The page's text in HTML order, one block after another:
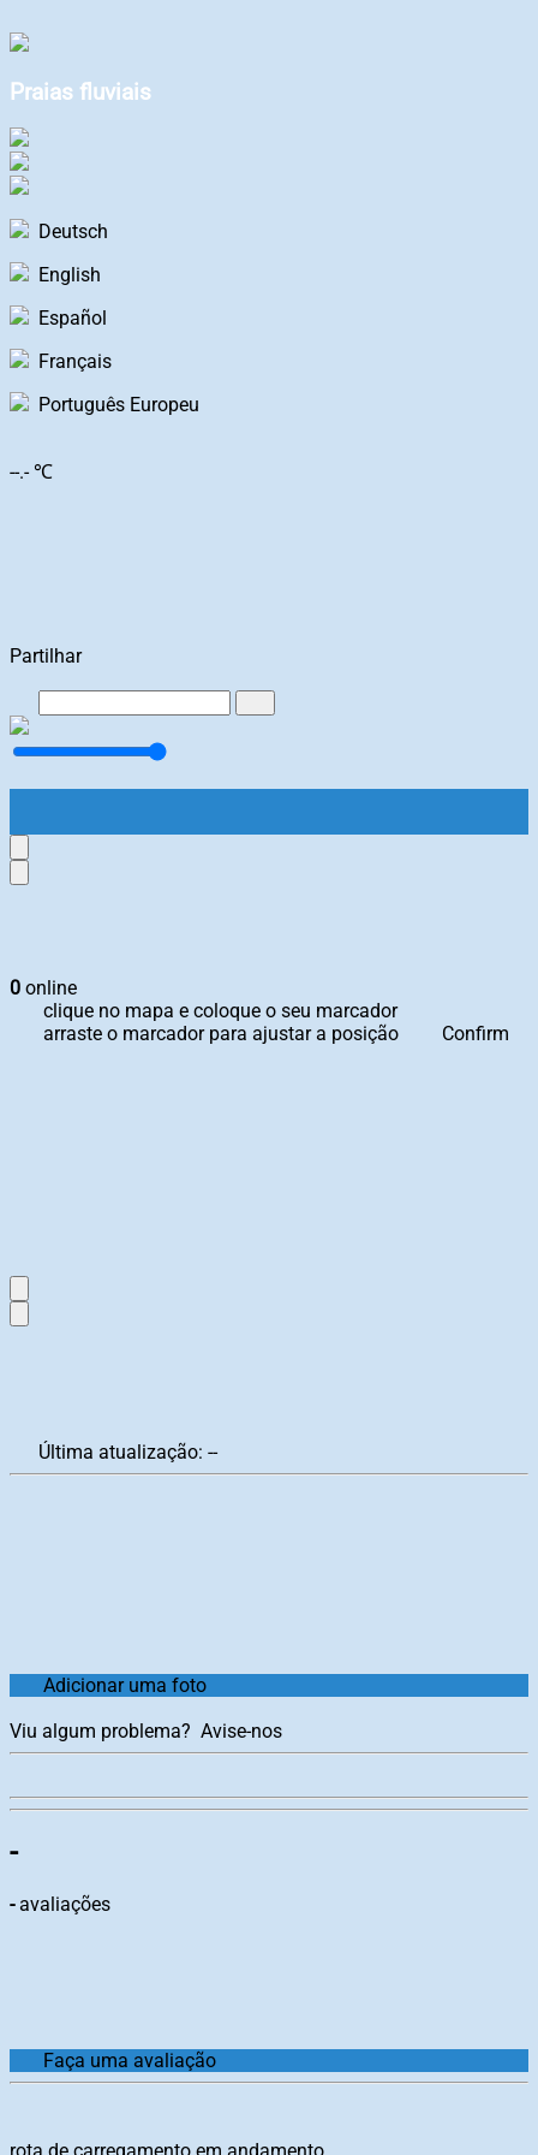
Praias fluviais
Deutsch
English
Español
Français
Português Europeu
--.- ℃
Partilhar
0 online
clique no mapa e coloque o seu marcador
arraste o marcador para ajustar a posição
Confirm
Última atualização: --
Adicionar uma foto
Viu algum problema? Avise-nos
-
-avaliações
Faça uma avaliação